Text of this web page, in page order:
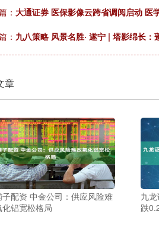
： 大通证券 医保影像云跨省调阅启动 医
： 九八策略 风景名胜· 遂宁 | 塔影绵长：
章
子配资 中金公司：供应风险难
化铝宽松格局
九
跌